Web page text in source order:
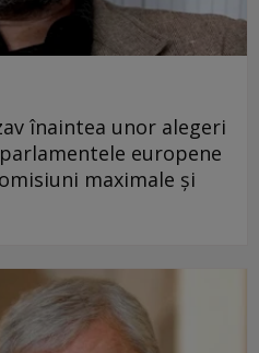
înaintea unor alegeri
europene
maximale și